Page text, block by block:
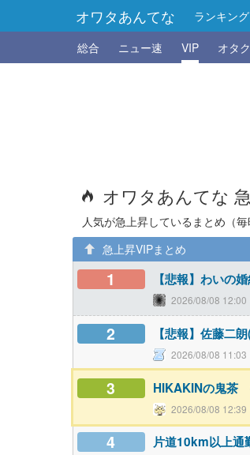
オワタあんてな ランキング
総合
ニュー速 VIP オタク
オワタあんてな
人気が急上昇しているまとめ（毎
急上昇VIPまとめ
1 【悲報】わいの
2026/08/08 12:00
2 【悲報】佐藤二
2026/08/08 11:03
3 HIKAKINの鬼茶
2026/08/08 12:39
4 片道10km以上通